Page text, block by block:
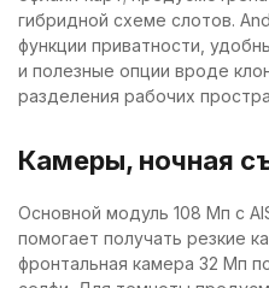
гибридной схеме слотов.
функции приватности,
и полезные опции вроде
разделения рабочих
Камеры, ночная
Основной модуль 108 Мп с
помогает получать резкие
фронтальная камера 32 Мп